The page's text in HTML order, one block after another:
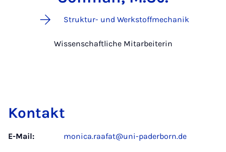
Struktur- und Werkstoffmechanik
Wissenschaftliche Mitarbeiterin
Kontakt
E-Mail: monica.raafat@uni-paderborn.de